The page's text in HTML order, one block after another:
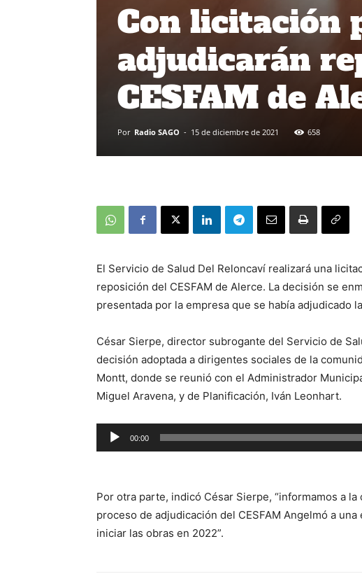
Con licitación
adjudicarán
CESFAM de
Por Radio SAGO - 15 de diciembre de 2021 658
El Servicio de Salud Del Reloncaví realizará una
reposición del CESFAM de Alerce. La decisión se
presentada por la empresa que se había adjudicado
César Sierpe, director subrogante del Servicio de
decisión adoptada a dirigentes sociales de la
Montt, donde se reunió con el Administrador
Miguel Aravena, y de Planificación, Iván Leonhart.
Reproductor
de
00:00
Por otra parte, indicó César Sierpe, “informamos a
proceso de adjudicación del CESFAM Angelmó a
iniciar las obras en 2022”.